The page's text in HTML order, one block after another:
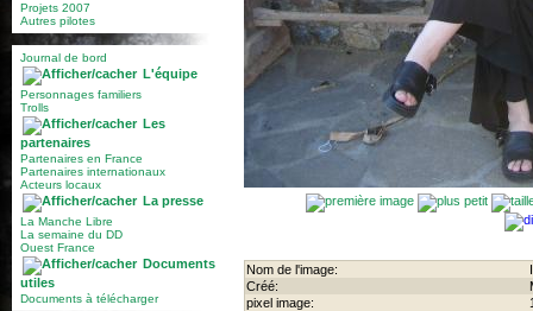
Projets 2007
Autres pilotes
Journal de bord
L'équipe
Personnages familiers
Trolls
Les
partenaires
Partenaires en France
Partenaires internationaux
Acteurs locaux
La presse
La Manche Libre
La semaine du DD
Ouest France
Documents
utiles
Documents à télécharger
Nom de l'image:
Créé:
pixel image: